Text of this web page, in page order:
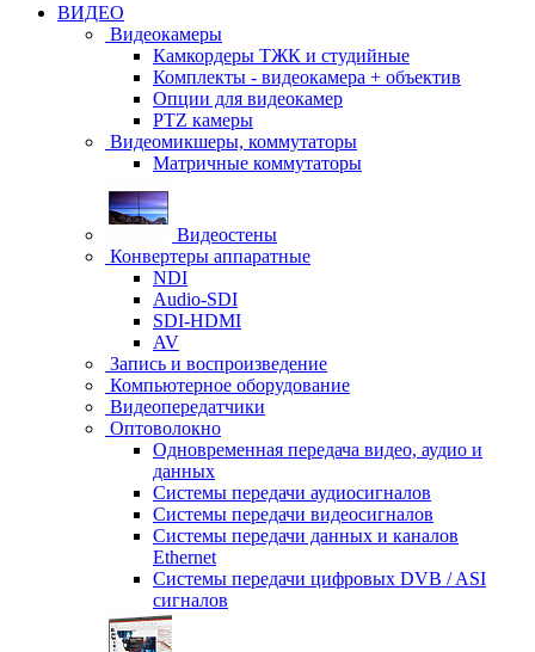
ВИДЕО
Видеокамеры
Камкордеры ТЖК и студийные
Комплекты - видеокамера + объектив
Опции для видеокамер
PTZ камеры
Видеомикшеры, коммутаторы
Матричные коммутаторы
Видеостены
Конвертеры аппаратные
NDI
Audio-SDI
SDI-HDMI
AV
Запись и воспроизведение
Компьютерное оборудование
Видеопередатчики
Оптоволокно
Одновременная передача видео, аудио и
данных
Системы передачи аудиосигналов
Системы передачи видеосигналов
Системы передачи данных и каналов
Ethernet
Системы передачи цифровых DVB / ASI
сигналов